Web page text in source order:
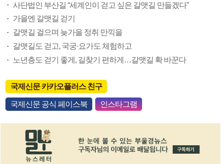
사단법인 부산길 “세계인이 걷고 싶은 갈맷길 만들겠다”
가을엔 갈맷길 걷기
갈맷길 걸으며 늦가을 정취 만끽을
갈맷길도 걷고, 국궁·요가도 체험하고
노년층도 걷기 좋게, 길찾기 편하게…갈맷길 확 바꾼다
국제신문 카카오플러스 친구
국제신문 공식 페이스북 인스타그램